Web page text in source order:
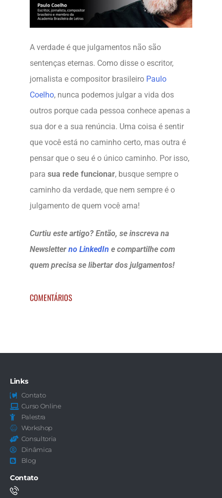
A verdade é que julgamentos não são
sentenças eternas. Como disse o escritor,
jornalista e compositor brasileiro Paulo
Coelho, nunca podemos julgar a vida dos
outros porque cada pessoa conhece apenas a
sua dor e a sua renúncia. Uma coisa é sentir
que você está no caminho certo, mas outra é
pensar que o seu é o único caminho. Por isso,
para sua rede funcionar, busque sempre o
caminho da verdade, que nem sempre é o
julgamento de quem você ama!
Curtiu este artigo? Então, se inscreva na
Newsletter no LinkedIn e compartilhe com
quem precisa se libertar dos julgamentos!
COMENTÁRIOS
Contato
Links
Contato
Curso Online
Palestra
Workshop
Consultoria
Dinâmica
Blog